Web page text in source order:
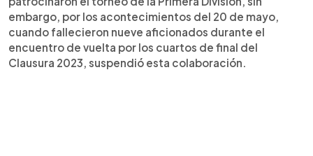
embargo, por los acontecimientos del 20 de mayo,
cuando fallecieron nueve aficionados durante el
encuentro de vuelta por los cuartos de final del
Clausura 2023, suspendió esta colaboración.